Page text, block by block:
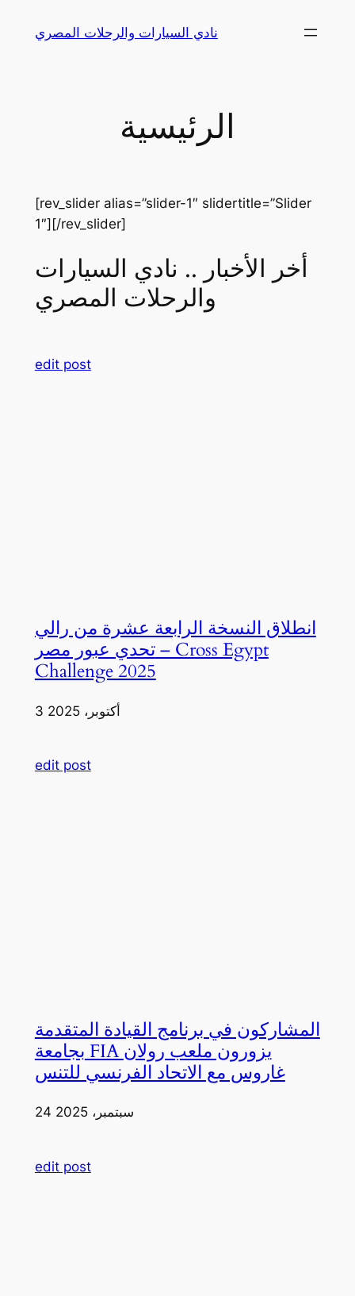
نادي السيارات والرحلات المصري
الرئيسية
[rev_slider alias=”slider-1″ slidertitle=”Slider
1″][/rev_slider]
أخر الأخبار .. نادي السيارات
والرحلات المصري
edit post
انطلاق النسخة الرابعة عشرة من رالي
تحدي عبور مصر – Cross Egypt
Challenge 2025
3 أكتوبر، 2025
edit post
المشاركون في برنامج القيادة المتقدمة
بجامعة FIA يزورون ملعب رولان
غاروس مع الاتحاد الفرنسي للتنس
24 سبتمبر، 2025
edit post